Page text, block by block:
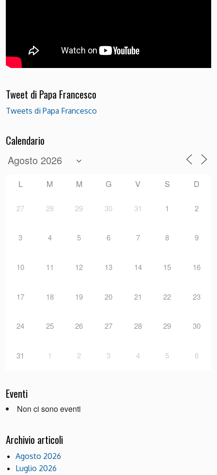
Tweet di Papa Francesco
Tweets di Papa Francesco
Calendario
L M M G V S D
27 28 29 30 31 1 2
3 4 5 6 7 8 9
10 11 12 13 14 15 16
17 18 19 20 21 22 23
24 25 26 27 28 29 30
31 1 2 3 4 5 6
Eventi
Non ci sono eventi
Archivio articoli
Agosto 2026
Luglio 2026